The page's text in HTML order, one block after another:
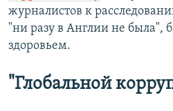
журналистов к
"ни разу в Англии не была",
здоровьем.
"Глобальной